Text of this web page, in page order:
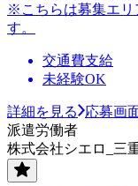
※こちらは募集エリ
す。
交通費支給
未経験OK
詳細を見る
応募画
派遣労働者
株式会社シエロ_三